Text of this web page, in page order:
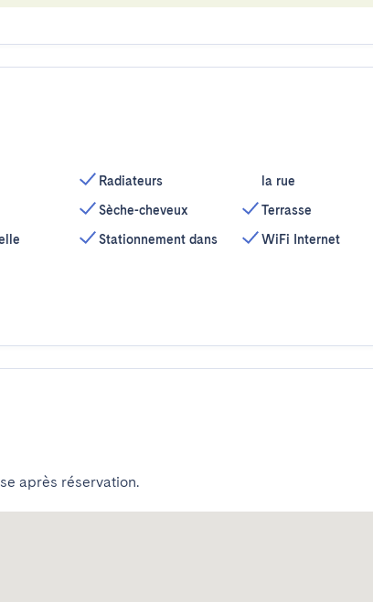
Radiateurs
Sèche-cheveux
Stationnement dans
la rue
Terrasse
WiFi Internet
après réservation.